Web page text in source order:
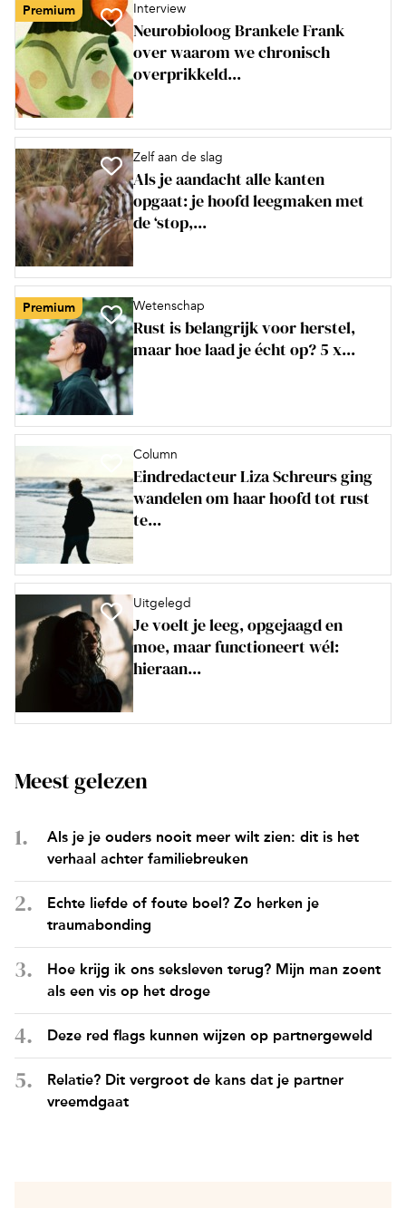
Premium Interview
Neurobioloog Brankele Frank
over waarom we chronisch
overprikkeld...
Zelf aan de slag
Als je aandacht alle kanten
opgaat: je hoofd leegmaken met
de ‘stop,...
Premium Wetenschap
Rust is belangrijk voor herstel,
maar hoe laad je écht op? 5 x...
Column
Eindredacteur Liza Schreurs ging
wandelen om haar hoofd tot rust
te...
Uitgelegd
Je voelt je leeg, opgejaagd en
moe, maar functioneert wél:
hieraan...
Meest gelezen
Als je je ouders nooit meer wilt zien: dit is het
verhaal achter familiebreuken
Echte liefde of foute boel? Zo herken je
traumabonding
Hoe krijg ik ons seksleven terug? Mijn man zoent
als een vis op het droge
Deze red flags kunnen wijzen op partnergeweld
Relatie? Dit vergroot de kans dat je partner
vreemdgaat